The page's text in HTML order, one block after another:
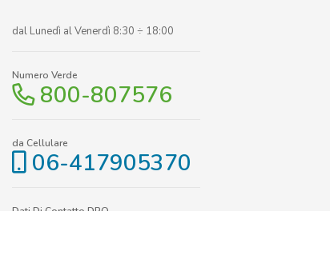
dal Lunedì al Venerdì 8:30 ÷ 18:00
Numero Verde
800-807576
da Cellulare
06-417905370
Dati Di Contatto DPO